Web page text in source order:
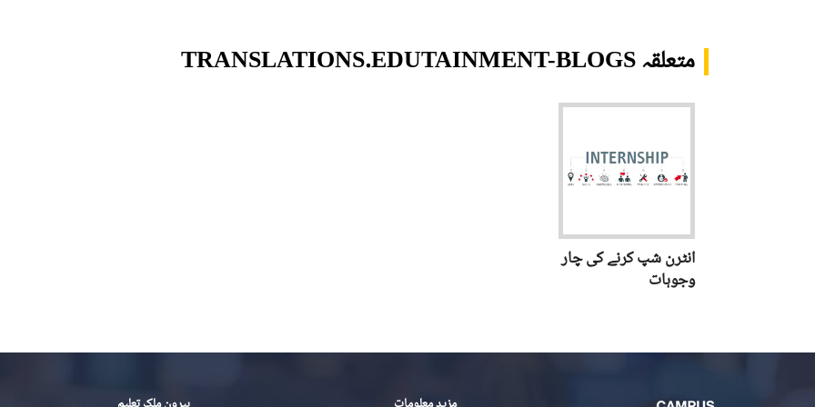
متعلقہ TRANSLATIONS.EDUTAINMENT-BLOGS
انٹرن شپ کرنے کی چار
وجوہات